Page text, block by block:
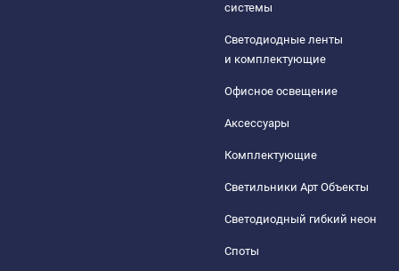
системы
Светодиодные ленты
и комплектующие
Офисное освещение
Аксессуары
Комплектующие
Светильники Арт Объекты
Светодиодный гибкий неон
Споты